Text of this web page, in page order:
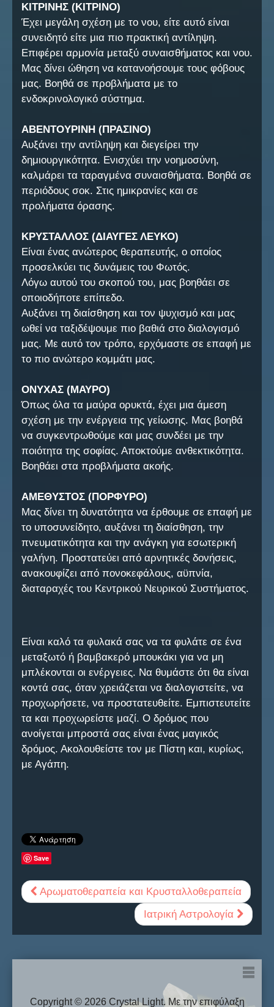
ΚΙΤΡΙΝΗΣ (ΚΙΤΡΙΝΟ)
Έχει μεγάλη σχέση με το νου, είτε αυτό είναι
συνειδητό είτε μια πιο πρακτική αντίληψη.
Επιφέρει αρμονία μεταξύ συναισθήματος και νου.
Μας δίνει ώθηση να κατανοήσουμε τους φόβους
μας. Βοηθά σε προβλήματα με το
ενδοκρινολογικό σύστημα.
ΑΒΕΝΤΟΥΡΙΝΗ (ΠΡΑΣΙΝΟ)
Αυξάνει την αντίληψη και διεγείρει την
δημιουργικότητα. Ενισχύει την νοημοσύνη,
καλμάρει τα ταραγμένα συναισθήματα. Βοηθά σε
περιόδους σοκ. Στις ημικρανίες και σε
προλήματα όρασης.
ΚΡΥΣΤΑΛΛΟΣ (ΔΙΑΥΓΕΣ ΛΕΥΚΟ)
Είναι ένας ανώτερος θεραπευτής, ο οποίος
προσελκύει τις δυνάμεις του Φωτός.
Λόγω αυτού του σκοπού του, μας βοηθάει σε
οποιοδήποτε επίπεδο.
Αυξάνει τη διαίσθηση και τον ψυχισμό και μας
ωθεί να ταξιδέψουμε πιο βαθιά στο διαλογισμό
μας. Με αυτό τον τρόπο, ερχόμαστε σε επαφή με
το πιο ανώτερο κομμάτι μας.
ΟΝΥΧΑΣ (ΜΑΥΡΟ)
Όπως όλα τα μαύρα ορυκτά, έχει μια άμεση
σχέση με την ενέργεια της γείωσης. Μας βοηθά
να συγκεντρωθούμε και μας συνδέει με την
ποιότητα της σοφίας. Αποκτούμε ανθεκτικότητα.
Βοηθάει στα προβλήματα ακοής.
ΑΜΕΘΥΣΤΟΣ (ΠΟΡΦΥΡΟ)
Μας δίνει τη δυνατότητα να έρθουμε σε επαφή με
το υποσυνείδητο, αυξάνει τη διαίσθηση, την
πνευματικότητα και την ανάγκη για εσωτερική
γαλήνη. Προστατεύει από αρνητικές δονήσεις,
ανακουφίζει από πονοκεφάλους, αϋπνία,
διαταραχές του Κεντρικού Νευρικού Συστήματος.
Είναι καλό τα φυλακά σας να τα φυλάτε σε ένα
μεταξωτό ή βαμβακερό μπουκάκι για να μη
μπλέκονται οι ενέργειες. Να θυμάστε ότι θα είναι
κοντά σας, όταν χρειάζεται να διαλογιστείτε, να
προχωρήσετε, να προστατευθείτε. Εμπιστευτείτε
τα και προχωρείστε μαζί. Ο δρόμος που
ανοίγεται μπροστά σας είναι ένας μαγικός
δρόμος. Ακολουθείστε τον με Πίστη και, κυρίως,
με Αγάπη.
Save
Αρωματοθεραπεία και Κρυσταλλοθεραπεία
Ιατρική Αστρολογία
Copyright © 2026 Crystal Light. Με την επιφύλαξη